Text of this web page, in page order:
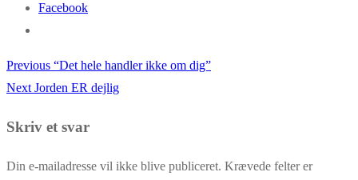
Facebook
Indlægsnavigation
Previous Previous
post:
“Det hele handler ikke om dig”
Next Next
Jorden ER dejlig
Skriv et svar
Din e-mailadresse vil ikke blive publiceret. Krævede felter er